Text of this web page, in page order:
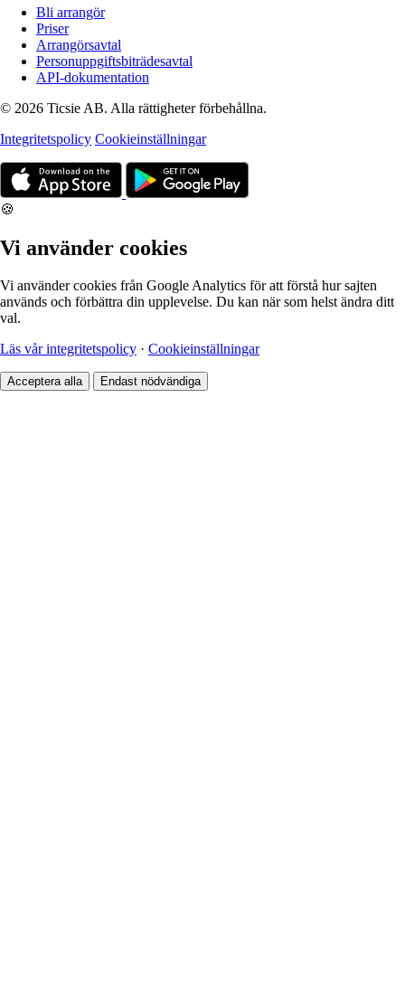
Bli arrangör
Priser
Arrangörsavtal
Personuppgiftsbiträdesavtal
API-dokumentation
© 2026 Ticsie AB. Alla rättigheter förbehållna.
Integritetspolicy Cookieinställningar
🍪
Vi använder cookies
Vi använder cookies från Google Analytics för att förstå hur sajten
används och förbättra din upplevelse. Du kan när som helst ändra ditt
val.
Läs vår integritetspolicy · Cookieinställningar
Acceptera alla Endast nödvändiga